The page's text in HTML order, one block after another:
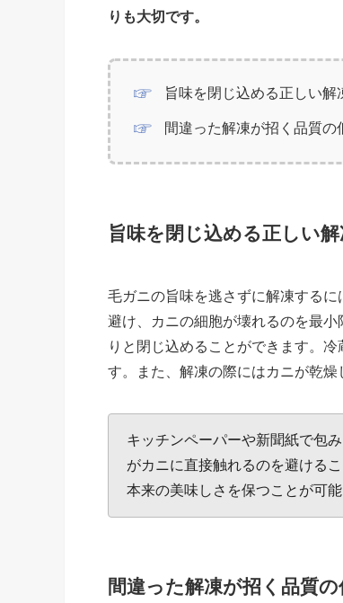
りも大切です。
旨味を閉じ込める正しい解
間違った解凍が招く品質の
旨味を閉じ込める正しい
毛ガニの旨味を逃さずに解凍する
避け、カニの細胞が壊れるのを最
りと閉じ込めることができます。
す。また、解凍の際にはカニが乾燥
キッチンペーパーや新聞紙で包
がカニに直接触れるのを避ける
本来の美味しさを保つことが可能
間違った解凍が招く品質の